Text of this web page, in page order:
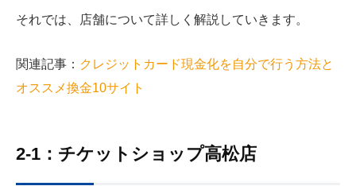
それでは、店舗について詳しく解説していきます。
関連記事： クレジットカード現金化を自分で行う方法と
オススメ換金10サイト
2-1：チケットショップ高松店